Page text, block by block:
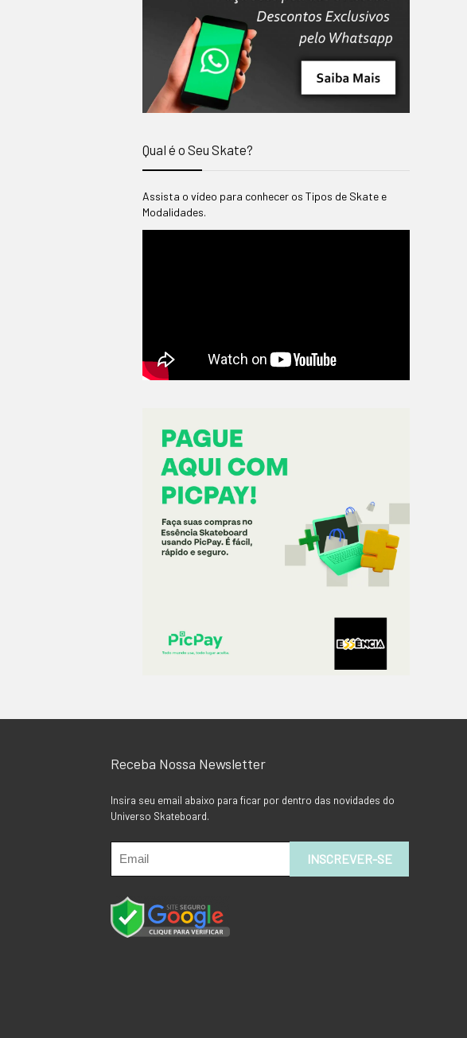
Qual é o Seu Skate?
Assista o vídeo para conhecer os Tipos de Skate e
Modalidades.
Receba Nossa Newsletter
Insira seu email abaixo para ficar por dentro das novidades do
Universo Skateboard.